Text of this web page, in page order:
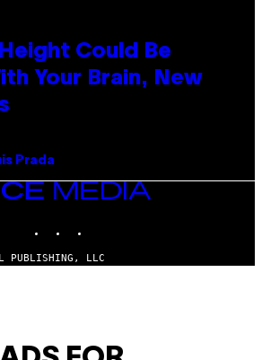
Could Be
Your Brain, New
Prada
PUBLISHING, LLC